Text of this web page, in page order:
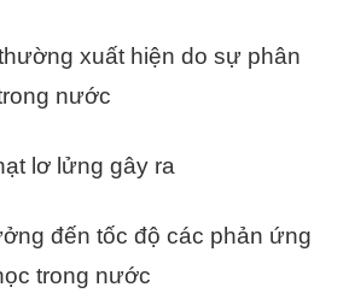
xuất hiện do sự phân
nước
lơ lửng gây ra
đến tốc độ các phản ứng
trong nước